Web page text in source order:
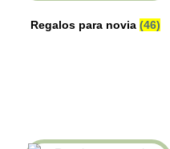
Regalos para novia (46)